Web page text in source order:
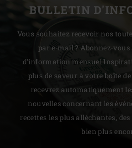
BULLETIN
Vous souhaitez recevoir nos
par e-mail ? Abonnez-
d'information mensuel
plus de saveur à votre boîte
recevrez automatiquement
nouvelles concernant les
recettes les plus alléchantes,
bien plus